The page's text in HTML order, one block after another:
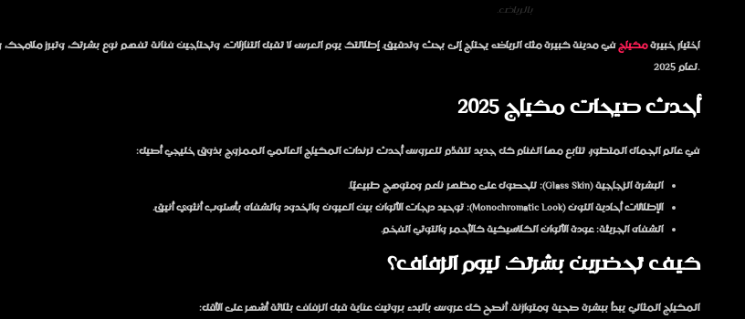
بالرياض.
اختيار خبيرةمكياجفي مدينة كبيرة مثل الرياض يحتاج إلى بحث وتدقيق. إطلالتك يوم العرس لا تقبل التنازلات، وتحتاجين فنانة تفهم نوع بشرتك، وتبرز
لعام 2025.
أحدث صيحات مكياج 2025
في عالم الجمال المتطور، تتابعمها الغنامكل جديد لتقدّم للعروس أحدث ترندات المكياج العالمي الممزوج بذوق خليجي أصيل:
البشرة الزجاجية (Glass Skin):
للحصول على مظهر ناعم ومتوهج طبيعيًا.
الإطلالات أحادية اللون (Monochromatic Look):
توحيد درجات الألوان بين العيون والخدود والشفاه بأسلوب أنثوي أنيق.
الشفاه الجريئة:عودة الألوان الكلاسيكية كالأحمر والتوتي الفخم.
كيف تحضرين بشرتك ليوم الزفاف؟
المكياج المثالي يبدأ ببشرة صحية ومتوازنة. أنصح كل عروس بالبدء بروتين عناية قبل الزفاف بثلاثة أشهر على الأقل: